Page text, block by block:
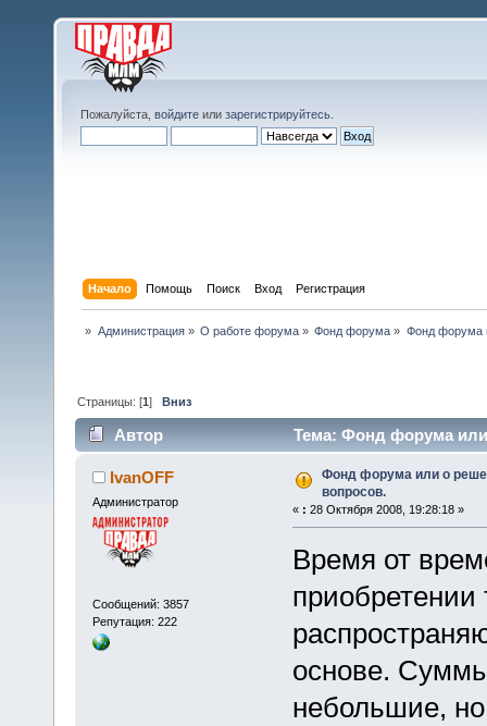
Пожалуйста, войдите или зарегистрируйтесь
Начало Помощь Поиск Вход Регистрация
» Администрация» О работе форума» Фонд форума » Фонд форума
Страницы: [1]Вниз
Автор Тема: Фонд форума
IvanOFF
Администратор
Сообщений: 3857
Репутация: 222
Фонд форума или о
вопросов.
« : 28 Октября 2008, 19:28:18 »
Время от
основе.
небольшие, но